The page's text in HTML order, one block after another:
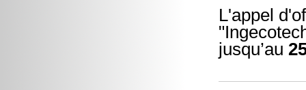
L'appel
jusqu’au